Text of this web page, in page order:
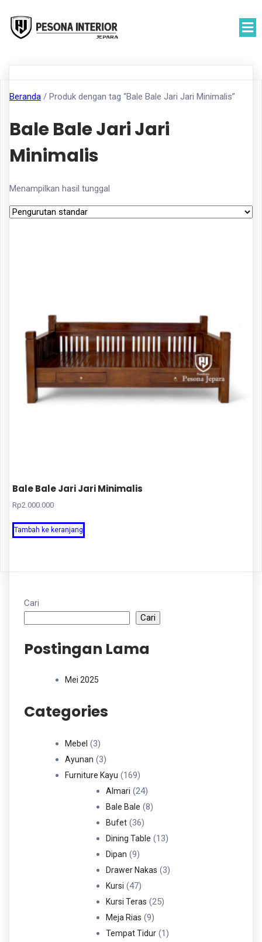
Beranda / Produk dengan tag “Bale Bale Jari Jari Minimalis”
Bale Bale Jari Jari
Minimalis
Menampilkan hasil tunggal
Bale Bale Jari Jari Minimalis
Rp2.000.000
Tambah ke keranjang
Cari
Cari
Postingan Lama
Mei 2025
Categories
Mebel 33
Produk
Ayunan 33
Produk
Furniture Kayu 169169
Produk
Almari 2424
Produk
Bale Bale 88
Bufet 3636
Produk
Dining Table 1313
Dipan 99
Produk
Drawer Nakas 33
Kursi 4747
Produk
Kursi Teras 2525
Meja Rias 99
Produk
Tempat Tidur 11